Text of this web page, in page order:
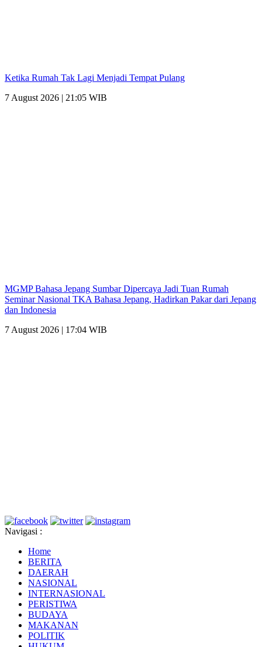
Ketika Rumah Tak Lagi Menjadi Tempat Pulang
7 August 2026 | 21:05 WIB
MGMP Bahasa Jepang Sumbar Dipercaya Jadi Tuan Rumah
Seminar Nasional TKA Bahasa Jepang, Hadirkan Pakar dari Jepang
dan Indonesia
7 August 2026 | 17:04 WIB
Navigasi :
Home
BERITA
DAERAH
NASIONAL
INTERNASIONAL
PERISTIWA
BUDAYA
MAKANAN
POLITIK